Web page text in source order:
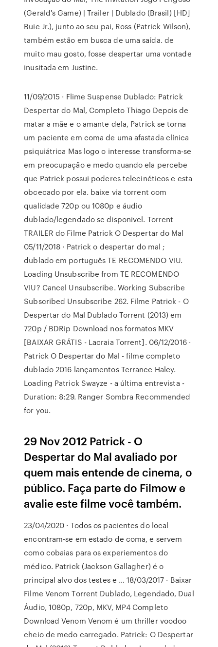
(Gerald's Game) | Trailer | Dublado (Brasil) [HD]
Buie Jr.), junto ao seu pai, Ross (Patrick Wilson),
também estão em busca de uma saída. de
muito mau gosto, fosse despertar uma vontade
inusitada em Justine.
11/09/2015 · Flime Suspense Dublado: Patrick
Despertar do Mal, Completo Thiago Depois de
matar a mãe e o amante dela, Patrick se torna
um paciente em coma de uma afastada clínica
psiquiátrica Mas logo o interesse transforma-se
em preocupação e medo quando ela percebe
que Patrick possui poderes telecinéticos e esta
obcecado por ela. baixe via torrent com
qualidade 720p ou 1080p e áudio
dublado/legendado se disponivel. Torrent
TRAILER do Filme Patrick O Despertar do Mal
05/11/2018 · Patrick o despertar do mal ;
dublado em português TE RECOMENDO VIU.
Loading Unsubscribe from TE RECOMENDO
VIU? Cancel Unsubscribe. Working Subscribe
Subscribed Unsubscribe 262. Filme Patrick - O
Despertar do Mal Dublado Torrent (2013) em
720p / BDRip Download nos formatos MKV
[BAIXAR GRÁTIS - Lacraia Torrent]. 06/12/2016 ·
Patrick O Despertar do Mal - filme completo
dublado 2016 lançamentos Terrance Haley.
Loading Patrick Swayze - a última entrevista -
Duration: 8:29. Ranger Sombra Recommended
for you.
29 Nov 2012 Patrick - O
Despertar do Mal avaliado por
quem mais entende de cinema, o
público. Faça parte do Filmow e
avalie este filme você também.
23/04/2020 · Todos os pacientes do local
encontram-se em estado de coma, e servem
como cobaias para os experiementos do
médico. Patrick (Jackson Gallagher) é o
principal alvo dos testes e … 18/03/2017 · Baixar
Filme Venom Torrent Dublado, Legendado, Dual
Áudio, 1080p, 720p, MKV, MP4 Completo
Download Venom Venom é um thriller voodoo
cheio de medo carregado. Patrick: O Despertar